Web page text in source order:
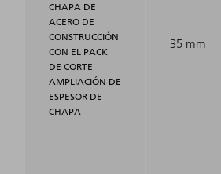
CHAPA DE
ACERO DE
CONSTRUCCIÓN
CON EL PACK
DE CORTE
AMPLIACIÓN DE
ESPESOR DE
CHAPA
35 mm